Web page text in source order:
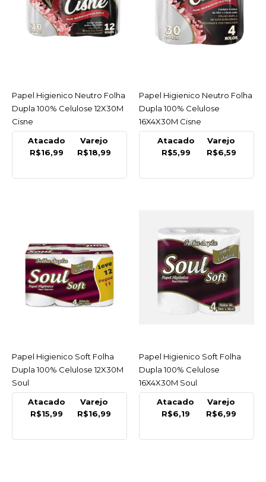
R$150,90
COMPRAR
DALMATA
Papel Higienico
Economico Dalmata Br
Luxo 16X60M - Pacote
COMPARAR
LISTA DE DESEJO
Papel Higienico Emb
C/16
R$23,99
COMPRAR
ACESSAR
Papel Higienico Neutro Folha
Dupla 100% Celulose 12X30M
Cisne
Atacado
R$16,99
Varejo
R$18,99
ACESSAR
Papel Higienico Neutro Folha
Dupla 100% Celulose
16X4X30M Cisne
Atacado
R$5,99
Varejo
R$6,59
ACESSAR
Papel Higienico Soft Folha
Dupla 100% Celulose 12X30M
Soul
Atacado
R$15,99
Varejo
R$16,99
ACESSAR
Papel Higienico Soft Folha
Dupla 100% Celulose
16X4X30M Soul
Atacado
R$6,19
Varejo
R$6,99